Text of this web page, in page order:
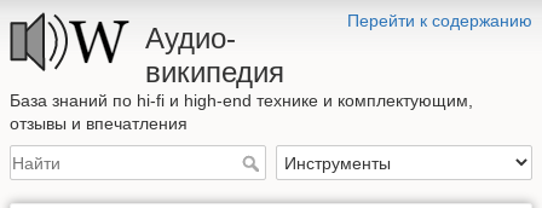
Перейти к содержанию
Аудио-
википедия
База знаний по hi-fi и high-end технике и комплектующим,
отзывы и впечатления